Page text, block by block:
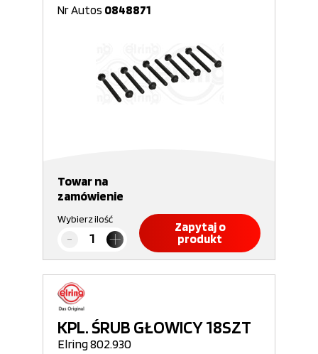
Nr Autos 0848871
Towar na
zamówienie
Wybierz ilość
Zapytaj o
produkt
KPL. ŚRUB GŁOWICY 18SZT
Elring 802.930